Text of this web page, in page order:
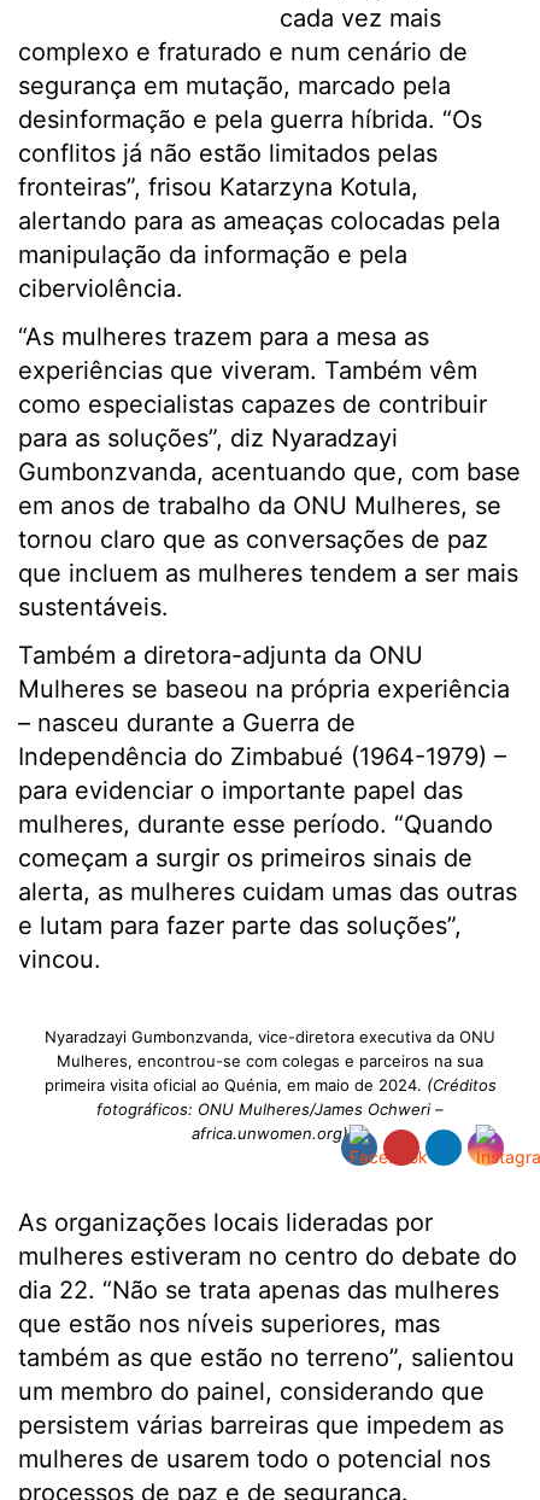
cada vez mais
complexo e fraturado e num cenário de
segurança em mutação, marcado pela
desinformação e pela guerra híbrida. “Os
conflitos já não estão limitados pelas
fronteiras”, frisou Katarzyna Kotula,
alertando para as ameaças colocadas pela
manipulação da informação e pela
ciberviolência.
“As mulheres trazem para a mesa as
experiências que viveram. Também vêm
como especialistas capazes de contribuir
para as soluções”, diz Nyaradzayi
Gumbonzvanda, acentuando que, com base
em anos de trabalho da ONU Mulheres, se
tornou claro que as conversações de paz
que incluem as mulheres tendem a ser mais
sustentáveis.
Também a diretora-adjunta da ONU
Mulheres se baseou na própria experiência
– nasceu durante a Guerra de
Independência do Zimbabué (1964-1979) –
para evidenciar o importante papel das
mulheres, durante esse período. “Quando
começam a surgir os primeiros sinais de
alerta, as mulheres cuidam umas das outras
e lutam para fazer parte das soluções”,
vincou.
Nyaradzayi Gumbonzvanda, vice-diretora executiva da ONU
Mulheres, encontrou-se com colegas e parceiros na sua
primeira visita oficial ao Quénia, em maio de 2024. (Créditos
fotográficos: ONU Mulheres/James Ochweri –
africa.unwomen.org)
As organizações locais lideradas por
mulheres estiveram no centro do debate do
dia 22. “Não se trata apenas das mulheres
que estão nos níveis superiores, mas
também as que estão no terreno”, salientou
um membro do painel, considerando que
persistem várias barreiras que impedem as
mulheres de usarem todo o potencial nos
processos de paz e de segurança.